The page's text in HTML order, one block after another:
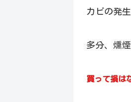
カビの発
多分、燻
買って損は